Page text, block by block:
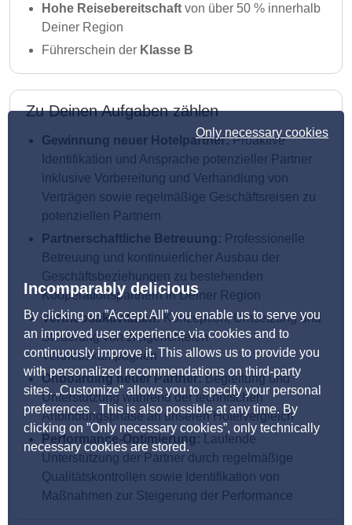
Only necessary cookies
Incomparably delicious
By clicking on ”Accept All” you enable us to serve you
an improved user experience via cookies and to
continuously improve it. This allows us to provide you
with personalized recommendations on third-party
sites. „Customize” allows you to specify your personal
preferences . This is also possible at any time. By
clicking on ”Only necessary cookies”, only technically
necessary cookies are stored.
Hohe Reisebereitschaft von über 50 % innerhalb
Deiner Region
Führerschein der Klasse B
Zu Deinen Aufgaben zählen
Gewinnung neuer Hotelpartner:Proaktive
Identifikation und Ansprache potenzieller Partner
inklusive Vorbereitung und Verhandlung von
Verträgen sowie regelmäßige Geschäftsreisen zu
potenziellen Partnern
Partnerschaftliche Betreuung: Professionelle
Betreuung und kontinuierlicher Ausbau der
Geschäftsbeziehungen zu bestehenden
Kooperationspartnern in Deiner Region
Vertriebsaktivitäten:Konzeption, Umsetzung und
Steuerung von zielgerichteten
Vertriebskampagnen
Onboarding neuer Partner:Begleitung und
Unterstützung während der technischen
Anbindungsphase an unseren Hotelvergleich
Performance-Optimierung: Laufende
Unterstützung der Partner durch regelmäßige
Qualitätskontrollen sowie Identifikation von
Maßnahmen zur Steigerung der Performance